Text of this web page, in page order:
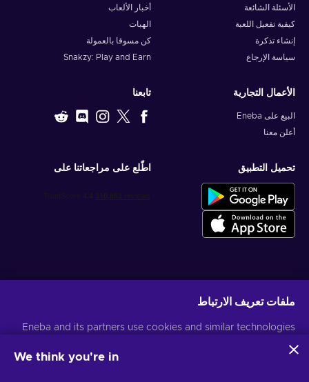
الأسئلة الشائعة
كيفية تفعيل اللعبة
إنشاء تذكرة
سياسة الإرجاع
أخبار الألعاب
الهبات
كن مسوقا بالعمولة
Snakzy: Play and Earn
الأعمال التجارية
البيع على Eneba
أعلن معنا
تابعنا
تحميل التطبيق اطّلع على مراجعاتنا على
ملفات تعريف الارتباط
Eneba and its partners use cookies and similar technologies
website. We use this information to enhance content,
We think you're in